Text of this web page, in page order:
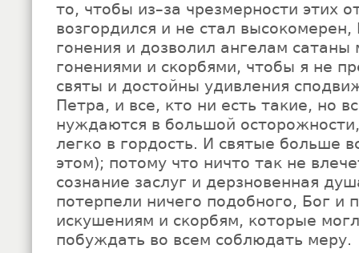
то, чтобы из–за чрезмерности этих
возгордился и не стал высокомерен,
гонения и дозволил ангелам сатаны
гонениями и скорбями, чтобы я не
святы и достойны удивления
Петра, и все, кто ни есть такие, но
нуждаются в большой
легко в гордость. И святые больше
этом); потому что ничто так не
сознание заслуг и дерзновенная
потерпели ничего подобного, Бог и
искушениям и скорбям, которые
побуждать во всем соблюдать меру.